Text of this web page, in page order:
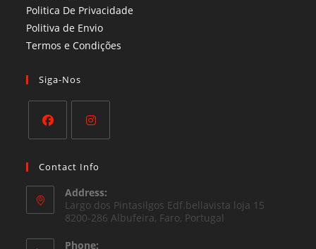
Politica De Privacidade
Politiva de Envio
Termos e Condições​
Siga-Nos
in
new
tab
in
new
tab
Contact Info
Address:
Largo dos Pintasilgos Edf.bellavista loja 15
8200-286 Albufeira, Faro, Portugal
Phone: